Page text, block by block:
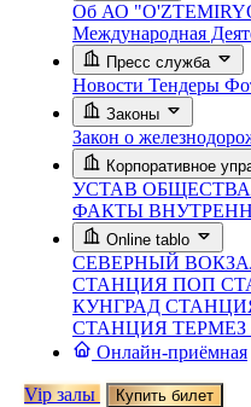
Об АО
Международная
Пресс служба
Новости Тендеры
Законы
Закон о
Корпоративное
УСТАВ ОБЩЕСТВА
ФАКТЫ
Online tablo
СЕВЕРНЫЙ
СТАНЦИЯ ПОП
КУНГРАД
СТАНЦИЯ ТЕРМЕЗ
Онлайн-приёмная
Vip залы Купить билет